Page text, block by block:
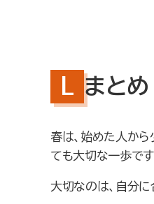
まとめ
春は、始めた人から
ても大切な一歩です
大切なのは、自分に